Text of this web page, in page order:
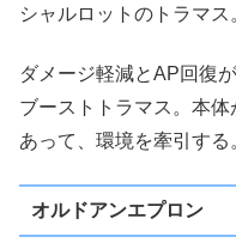
シャルロットのトラマス
ダメージ軽減とAP回復
ブーストトラマス。本
あって、環境を牽引する
オルドアンエプロン